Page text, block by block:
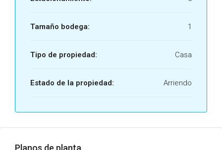
Tamaño bodega: 1
Tipo de propiedad: Casa
Estado de la propiedad: Arriendo
Planos de planta